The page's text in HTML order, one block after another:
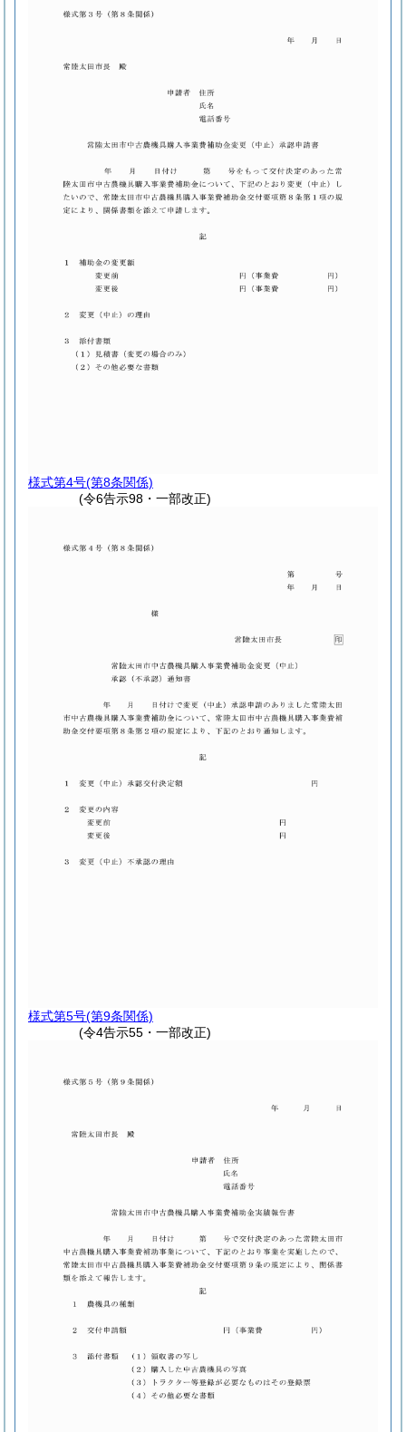
様式第4号(第8条関係)
(令6告示98・一部改正)
様式第5号(第9条関係)
(令4告示55・一部改正)